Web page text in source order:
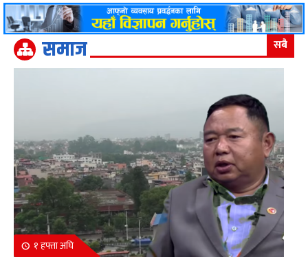
समाज सबै
१ हफ्ता अघि